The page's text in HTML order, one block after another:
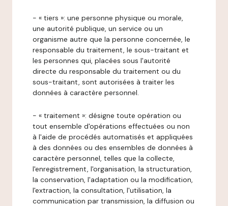
- « tiers »: une personne physique ou morale,
une autorité publique, un service ou un
organisme autre que la personne concernée, le
responsable du traitement, le sous-traitant et
les personnes qui, placées sous l'autorité
directe du responsable du traitement ou du
sous-traitant, sont autorisées à traiter les
données à caractère personnel.
- « traitement »: désigne toute opération ou
tout ensemble d'opérations effectuées ou non
à l'aide de procédés automatisés et appliquées
à des données ou des ensembles de données à
caractère personnel, telles que la collecte,
l'enregistrement, l'organisation, la structuration,
la conservation, l'adaptation ou la modification,
l'extraction, la consultation, l'utilisation, la
communication par transmission, la diffusion ou